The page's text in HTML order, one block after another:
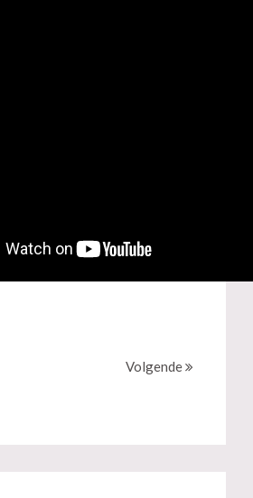
Volgende